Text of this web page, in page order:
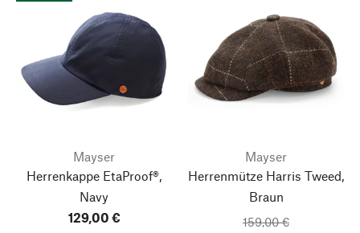
Mayser
Herrenkappe EtaProof®,
Navy
129,00 €
Mayser
Herrenmütze Harris Tweed,
Braun
159,00 €